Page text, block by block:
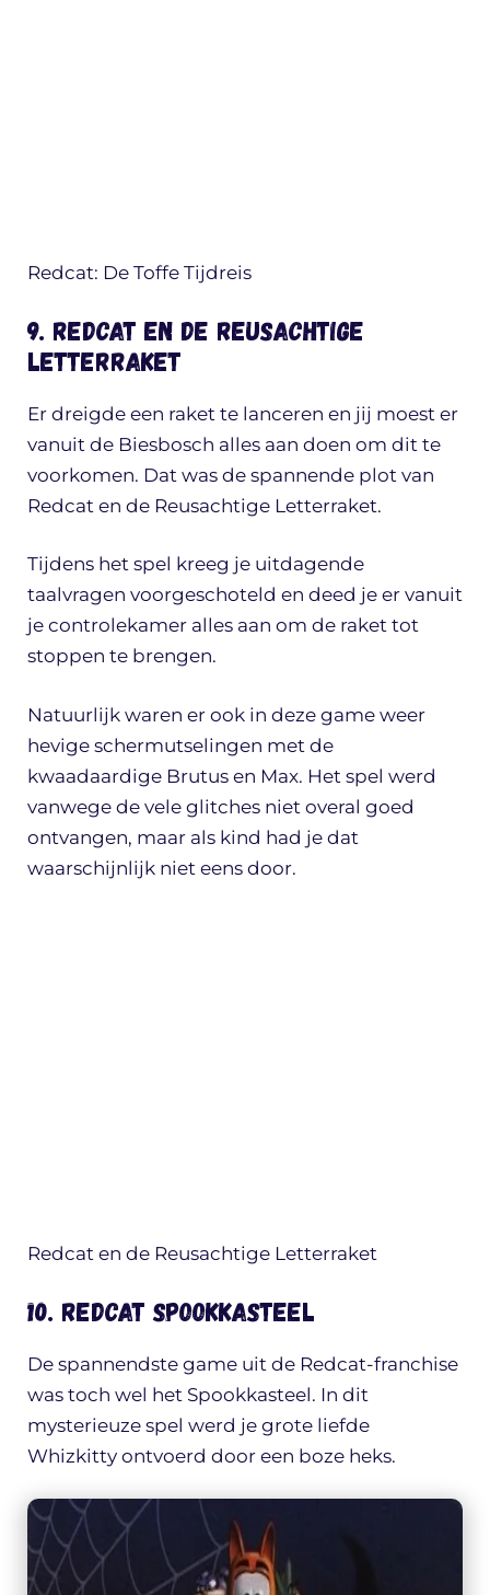
Redcat: De Toffe Tijdreis
9. Redcat en de Reusachtige
Letterraket
Er dreigde een raket te lanceren en jij moest er
vanuit de Biesbosch alles aan doen om dit te
voorkomen. Dat was de spannende plot van
Redcat en de Reusachtige Letterraket.
Tijdens het spel kreeg je uitdagende
taalvragen voorgeschoteld en deed je er vanuit
je controlekamer alles aan om de raket tot
stoppen te brengen.
Natuurlijk waren er ook in deze game weer
hevige schermutselingen met de
kwaadaardige Brutus en Max. Het spel werd
vanwege de vele glitches niet overal goed
ontvangen, maar als kind had je dat
waarschijnlijk niet eens door.
Redcat en de Reusachtige Letterraket
10. Redcat Spookkasteel
De spannendste game uit de Redcat-franchise
was toch wel het Spookkasteel. In dit
mysterieuze spel werd je grote liefde
Whizkitty ontvoerd door een boze heks.